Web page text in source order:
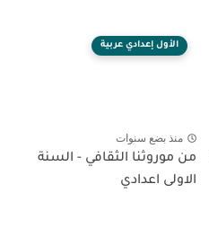
الأول إعدادي عربية
منذ بضع سنوات
من موروثنا الثقافي - السنة
الاولى اعدادي